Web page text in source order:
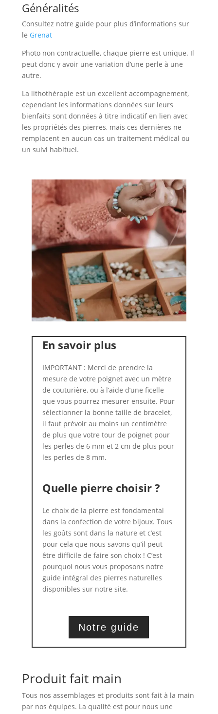
Généralités
Consultez notre guide pour plus d’informations sur
le Grenat
Photo non contractuelle, chaque pierre est unique. Il
peut donc y avoir une variation d’une perle à une
autre.
La lithothérapie est un excellent accompagnement,
cependant les informations données sur leurs
bienfaits sont données à titre indicatif en lien avec
les propriétés des pierres, mais ces dernières ne
remplacent en aucun cas un traitement médical ou
un suivi habituel.
En savoir plus
IMPORTANT : Merci de prendre la
mesure de votre poignet avec un mètre
de couturière, ou à l’aide d’une ficelle
que vous pourrez mesurer ensuite. Pour
sélectionner la bonne taille de bracelet,
il faut prévoir au moins un centimètre
de plus que votre tour de poignet pour
les perles de 6 mm et 2 cm de plus pour
les perles de 8 mm.
Quelle pierre choisir ?
Le choix de la pierre est fondamental
dans la confection de votre bijoux. Tous
les goûts sont dans la nature et c’est
pour cela que nous savons qu’il peut
être difficile de faire son choix ! C’est
pourquoi nous vous proposons notre
guide intégral des pierres naturelles
disponibles sur notre site.
Notre guide
Produit fait main
Tous nos assemblages et produits sont fait à la main
par nos équipes. La qualité est pour nous une